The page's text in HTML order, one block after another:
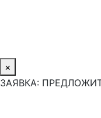
×
ЗАЯВКА: